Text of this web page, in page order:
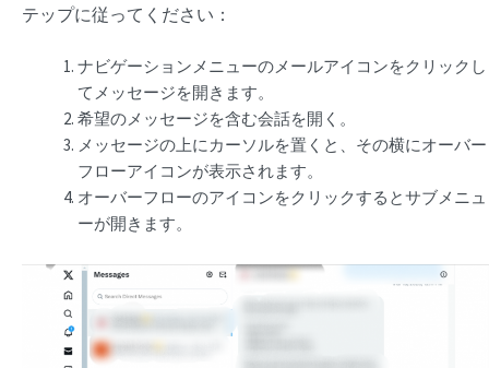
テップに従ってください：
ナビゲーションメニューのメールアイコンをクリックし
てメッセージを開きます。
希望のメッセージを含む会話を開く。
メッセージの上にカーソルを置くと、その横にオーバー
フローアイコンが表示されます。
オーバーフローのアイコンをクリックするとサブメニュ
ーが開きます。